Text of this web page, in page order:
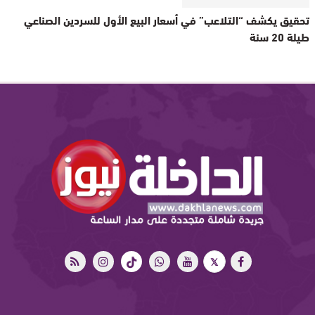
تحقيق يكشف “التلاعب” في أسعار البيع الأول للسردين الصناعي
طيلة 20 سنة